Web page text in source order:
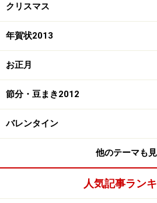
クリスマス
年賀状2013
お正月
節分・豆まき2012
バレンタイン
他のテーマも
人気記事ラン